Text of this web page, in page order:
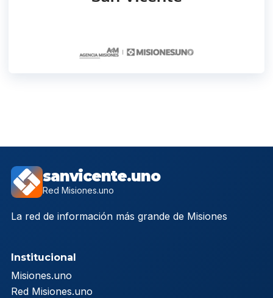
sanvicente.uno
Red Misiones.uno
La red de información más grande de Misiones
Institucional
Misiones.uno
Red Misiones.uno